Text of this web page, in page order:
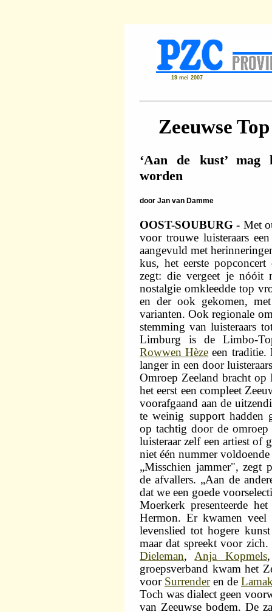
19 mei 2007
Zeeuwse
‘Aan de kust’ mag
worden
door Jan van Damme
OOST-SOUBURG - Met
voor trouwe luisteraars
aangevuld met
kus, het eerste
zegt: die vergeet je nóóit
nostalgie omkleedde top
en der ook gekomen,
varianten. Ook regionale
stemming van luisteraars
Limburg is de Limbo-
Rowwen Hèze een traditie.
langer in een door
Omroep Zeeland bracht op
het eerst een compleet
voorafgaand aan de
te weinig support hadden
op tachtig door de omroep
luisteraar zelf een artiest of
niet één nummer
„Misschien jammer", zegt
de afvallers. „Aan de
dat we een goede
Moerkerk presenteerde
Hermon. Er kwamen veel
levenslied tot hogere
maar dat spreekt voor zich.
Dieleman, Anja Kopmels
groepsverband kwam het
voor Surrenderen de
Toch was dialect geen
van Zeeuwse bodem. De